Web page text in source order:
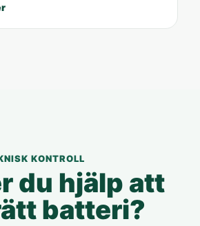
KONTROLL
du hjälp att
batteri?